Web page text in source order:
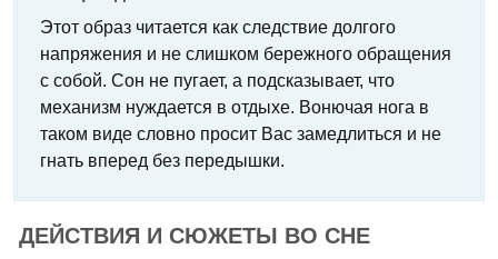
Этот образ читается как следствие долгого
напряжения и не слишком бережного обращения
с собой. Сон не пугает, а подсказывает, что
механизм нуждается в отдыхе. Вонючая нога в
таком виде словно просит Вас замедлиться и не
гнать вперед без передышки.
ДЕЙСТВИЯ И СЮЖЕТЫ ВО СНЕ